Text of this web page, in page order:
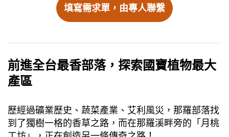
填寫需求單，由專人聯繫
前進全台最香部落，探索國寶植物最大
產區
歷經過礦業歷史、蔬菜產業、艾利風災，那羅部落找
到了獨樹一格的香草之路，而在那羅溪畔旁的「月桃